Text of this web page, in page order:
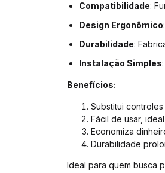
Compatibilidade:
Design Ergonômico
Durabilidade:
Instalação Simples
Benefícios:
Substitui
Fácil de usar,
Economiza
Durabilidade
Ideal para quem busca